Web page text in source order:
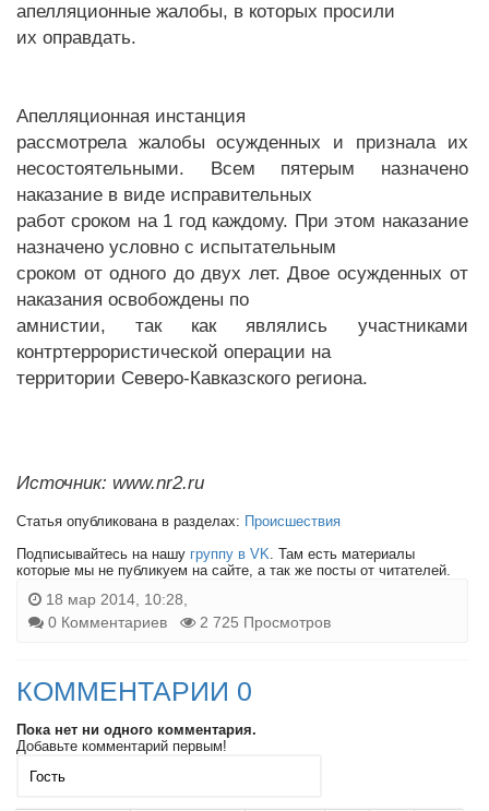
апелляционные жалобы, в которых просили
их оправдать.
Апелляционная инстанция
рассмотрела жалобы осужденных и признала их
несостоятельными. Всем пятерым назначено
наказание в виде исправительных
работ сроком на 1 год каждому. При этом наказание
назначено условно с испытательным
сроком от одного до двух лет. Двое осужденных от
наказания освобождены по
амнистии, так как являлись участниками
контртеррористической операции на
территории Северо-Кавказского региона.
Источник: www.nr2.ru
Статья опубликована в разделах: Происшествия
Подписывайтесь на нашу группу в VK. Там есть материалы
которые мы не публикуем на сайте, а так же посты от читателей.
18 мар 2014, 10:28,
0 Комментариев
2 725 Просмотров
КОММЕНТАРИИ 0
Пока нет ни одного комментария.
Добавьте комментарий первым!